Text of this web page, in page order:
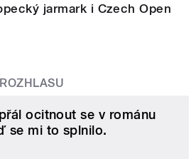
jarmark i Czech Open
ocitnout se v románu
se mi to splnilo.